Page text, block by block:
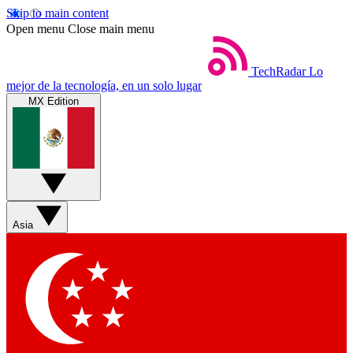
Skip to main content
Open menu Close main menu
TechRadar Lo
mejor de la tecnología, en un solo lugar
MX Edition
Asia